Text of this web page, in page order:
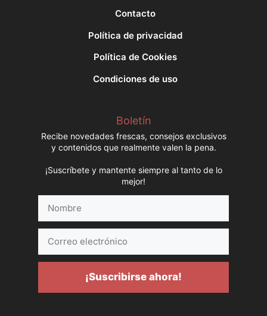
Contacto
Política de privacidad
Política de Cookies
Condiciones de uso
Boletín
Recibe novedades frescas, consejos exclusivos
y contenidos que realmente valen la pena.
¡Suscríbete y mantente siempre al tanto de lo
mejor!
electrónico
¡Suscribirse ahora!